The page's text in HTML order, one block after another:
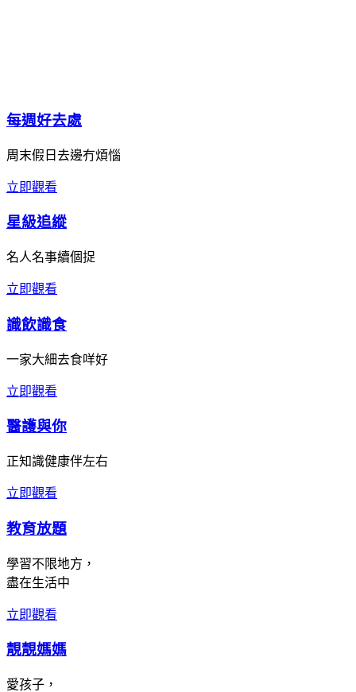
每週好去處
周末假日去邊冇煩惱
立即觀看
星級追縱
名人名事續個捉
立即觀看
識飲識食
一家大細去食咩好
立即觀看
醫護與你
正知識健康伴左右
立即觀看
教育放題
學習不限地方，
盡在生活中
立即觀看
靚靚媽媽
愛孩子，